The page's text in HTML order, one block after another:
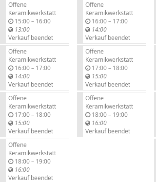
Offene
Keramikwerkstatt
15:00–b
s
16:00
13:00
Verkauf beendet
Offene
Keramikwerkstatt
16:00–b
s
17:00
14:00
Verkauf beendet
Offene
Keramikwerkstatt
17:00–b
s
18:00
15:00
Verkauf beendet
Offene
Keramikwerkstatt
18:00–b
s
19:00
16:00
Verkauf beendet
Offene
Keramikwerkstatt
16:00–b
s
17:00
14:00
Verkauf beendet
Offene
Keramikwerkstatt
17:00–b
s
18:00
15:00
Verkauf beendet
Offene
Keramikwerkstatt
18:00–b
s
19:00
16:00
Verkauf beendet